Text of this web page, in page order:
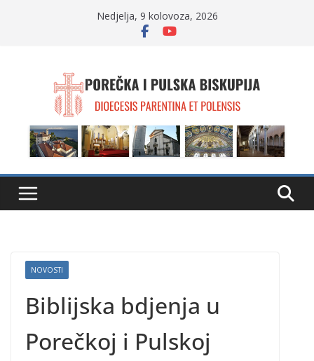
Nedjelja, 9 kolovoza, 2026
NOVOSTI
Biblijska bdjenja u
Porečkoj i Pulskoj